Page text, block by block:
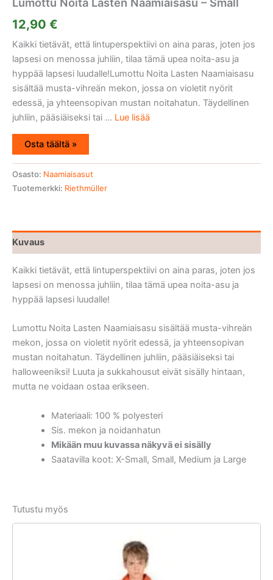
12,90 €
Kaikki tietävät, että lintuperspektiivi on aina paras, joten jos
lapsesi on menossa juhliin, tilaa tämä upea noita-asu ja
hyppää lapsesi luudalle!Lumottu Noita Lasten Naamiaisasu
sisältää musta-vihreän mekon, jossa on violetit nyörit
edessä, ja yhteensopivan mustan noitahatun. Täydellinen
juhliin, pääsiäiseksi tai ... Lue lisää
Osta täältä »
Osasto: Naamiaisasut
Tuotemerkki: Riethmüller
Kuvaus
Kaikki tietävät, että lintuperspektiivi on aina paras, joten jos
lapsesi on menossa juhliin, tilaa tämä upea noita-asu ja
hyppää lapsesi luudalle!
Lumottu Noita Lasten Naamiaisasu sisältää musta-vihreän
mekon, jossa on violetit nyörit edessä, ja yhteensopivan
mustan noitahatun. Täydellinen juhliin, pääsiäiseksi tai
halloweeniksi! Luuta ja sukkahousut eivät sisälly hintaan,
mutta ne voidaan ostaa erikseen.
Materiaali: 100 % polyesteri
Sis. mekon ja noidanhatun
Mikään muu kuvassa näkyvä ei sisälly
Saatavilla koot: X-Small, Small, Medium ja Large
Tutustu myös